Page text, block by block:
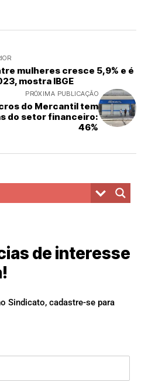
mulheres cresce 5,9% e é
mostra IBGE
PRÓXIMA PUBLICAÇÃO
do Mercantil tem
do setor financeiro:
46%
de interesse
Sindicato, cadastre-se para